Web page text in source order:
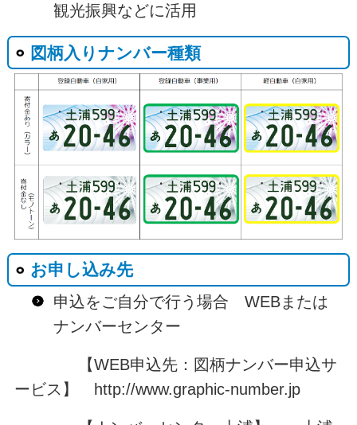
観光振興などに活用
図柄入りナンバー種類
お申し込み先
申込をご自分で行う場合 WEBまたは
ナンバーセンター
【WEB申込先：図柄ナンバー申込サ
ービス】 http://www.graphic-number.jp